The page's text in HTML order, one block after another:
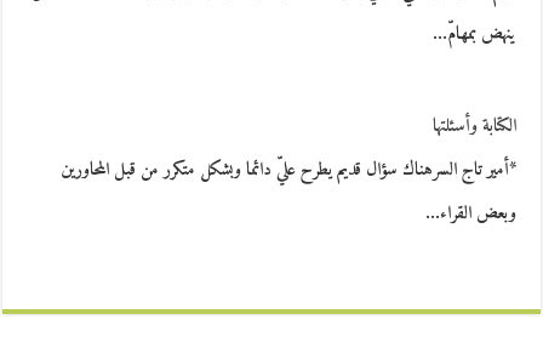
ينهض بمهامّ…
الكتابة وأسئلتها
*أمير تاج السرهناك سؤال قديم يطرح عليّ دائما وبشكل متكرر من قبل المحاورين
وبعض القراء…